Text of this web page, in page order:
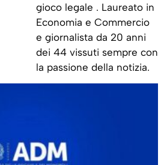
gioco legale . Laureato in
Economia e Commercio
e giornalista da 20 anni
dei 44 vissuti sempre con
la passione della notizia.